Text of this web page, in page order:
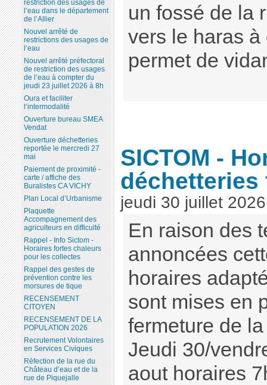
un fossé de la
vers le haras
permet de
SICTOM -
jeudi 30 juillet 2026
En raison des
annoncées
horaires
sont mises en
fermeture de
Jeudi 30/
aout horaires
restriction des usages de
l’eau dans le département
de l’Allier
Nouvel arrêté de
restrictions des usages de
l’eau
Nouvel arrêté préfectoral
de restriction des usages
de l’eau à compter du
jeudi 23 juillet 2026 à 8h
Oura et faciliter
l’intermodalité
Ouverture bureau SMEA
Vendat
Ouverture déchetteries
reportée le mercredi 27
mai
Paiement de proximité -
carte / affiche des
Buralistes CA VICHY
Plan Local d’Urbanisme
Plaquette
Accompagnement des
agriculteurs en difficulté
Rappel - Info Sictom -
Horaires fortes chaleurs
pour les collectes
Rappel des gestes de
prévention contre les
morsures de tique
RECENSEMENT
CITOYEN
RECENSEMENT DE LA
POPULATION 2026
Recrutement Volontaires
en Services Civiques
Réfection de la rue du
Château d’eau et de la
rue de Piquejalle